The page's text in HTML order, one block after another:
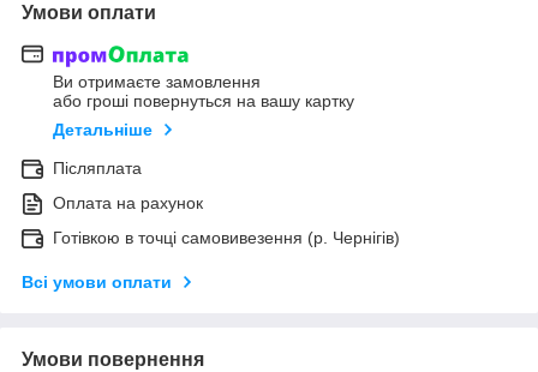
Умови оплати
Ви отримаєте замовлення
або гроші повернуться на вашу картку
Детальніше
Післяплата
Оплата на рахунок
Готівкою в точці самовивезення (р. Чернігів)
Всі умови оплати
Умови повернення